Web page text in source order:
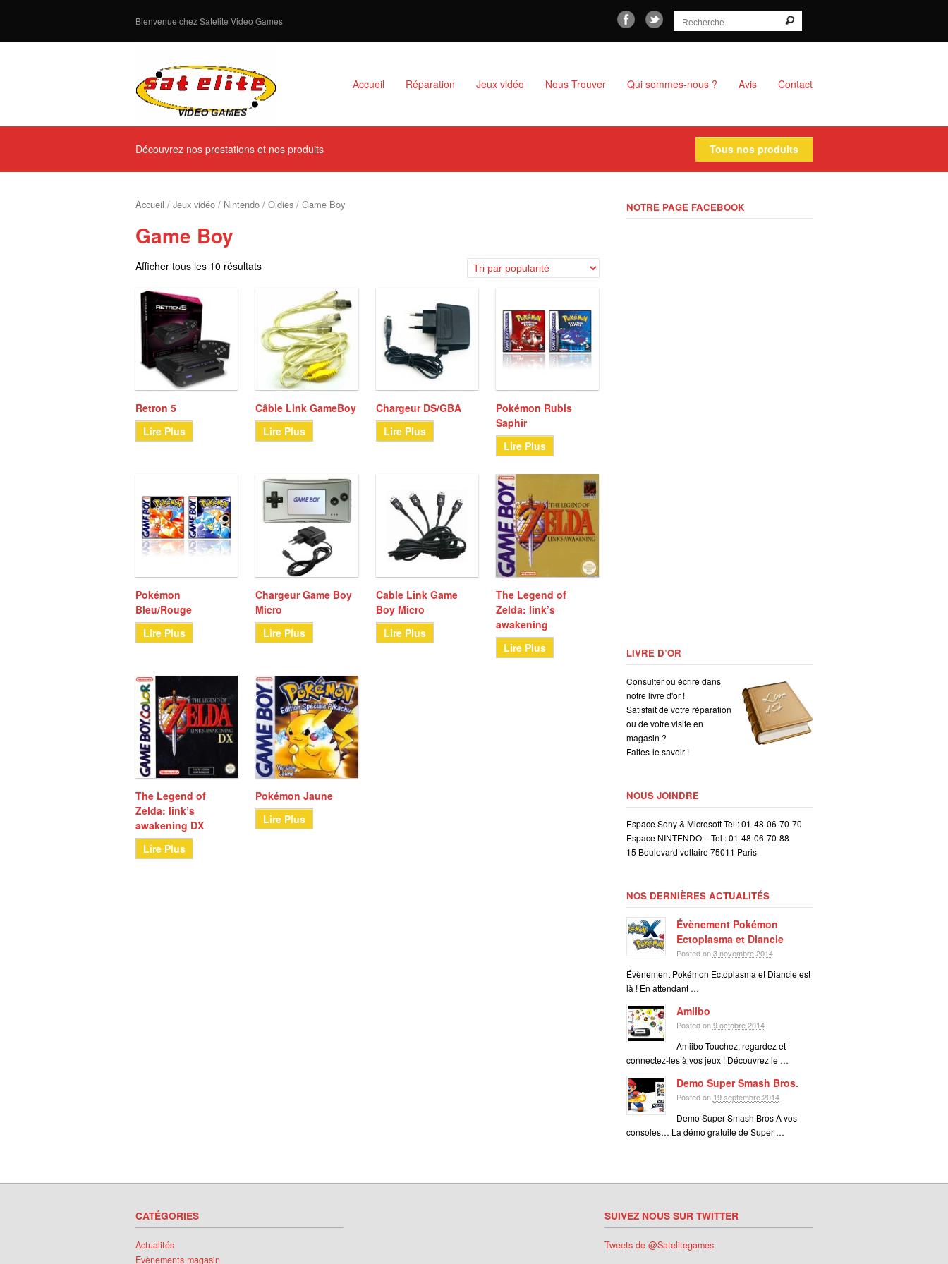
Bienvenue chez Satelite Video Games
Accueil Réparation Jeux vidéo Nous Trouver Qui sommes-nous ? Avis Contact
Découvrez nos prestations et nos produits Tous nos produits
Accueil / Jeux vidéo / Nintendo / Oldies / Game Boy
Game Boy
Afficher tous les 10 résultats
Retron 5
Lire Plus
Câble Link GameBoy
Lire Plus
Chargeur DS/GBA
Lire Plus
Pokémon Rubis
Saphir
Lire Plus
Pokémon
Bleu/Rouge
Lire Plus
Chargeur Game Boy
Micro
Lire Plus
Cable Link Game
Boy Micro
Lire Plus
The Legend of
Zelda: link’s
awakening
Lire Plus
The Legend of
Zelda: link’s
awakening DX
Lire Plus
Pokémon Jaune
Lire Plus
NOTRE PAGE FACEBOOK
LIVRE D’OR
Consulter ou écrire dans
notre livre d'or !
Satisfait de votre réparation
ou de votre visite en
magasin ?
Faites-le savoir !
NOUS JOINDRE
Espace Sony & Microsoft Tel : 01-48-06-70-70
Espace NINTENDO – Tel : 01-48-06-70-88
15 Boulevard voltaire 75011 Paris
NOS DERNIÈRES ACTUALITÉS
Évènement Pokémon
Ectoplasma et Diancie
Posted on3 novembre 2014
Évènement Pokémon Ectoplasma et Diancie est
là ! En attendant …
Amiibo
Posted on9 octobre 2014
Amiibo Touchez, regardez et
connectez-les à vos jeux ! Découvrez le …
Demo Super Smash Bros.
Posted on 19 septembre 2014
Demo Super Smash Bros A vos
consoles… La démo gratuite de Super …
CATÉGORIES
Actualités
Evènements magasin
SUIVEZ NOUS SUR TWITTER
Tweets de @Satelitegames